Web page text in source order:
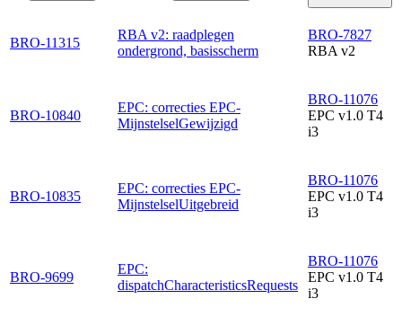
BRO-11315
RBA v2: raadplegen
ondergrond, basisscherm
BRO-7827
RBA v2
BRO-10840
EPC: correcties EPC-
MijnstelselGewijzigd
BRO-11076
EPC v1.0 T4
i3
BRO-10835
EPC: correcties EPC-
MijnstelselUitgebreid
BRO-11076
EPC v1.0 T4
i3
BRO-9699
EPC:
dispatchCharacteristicsRequests
BRO-11076
EPC v1.0 T4
i3